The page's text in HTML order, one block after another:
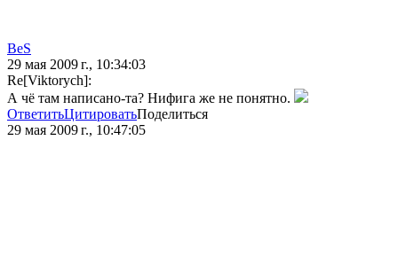
BeS
29 мая 2009 г., 10:34:03
Re[Viktorych]:
А чё там написано-та? Нифига же не понятно.
ОтветитьЦитироватьПоделиться
29 мая 2009 г., 10:47:05